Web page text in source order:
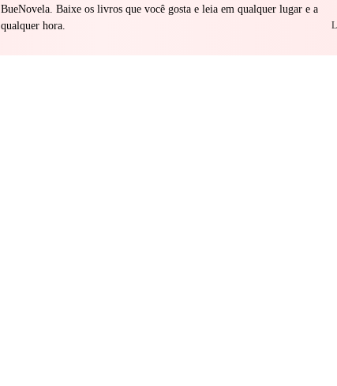
BueNovela. Baixe os livros que você gosta e leia em qualquer lugar e a
qualquer hora.